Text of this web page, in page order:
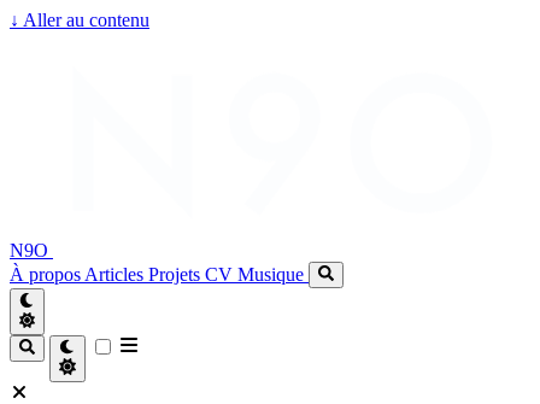
↓ Aller au contenu
N9O
À propos Articles Projets CV Musique